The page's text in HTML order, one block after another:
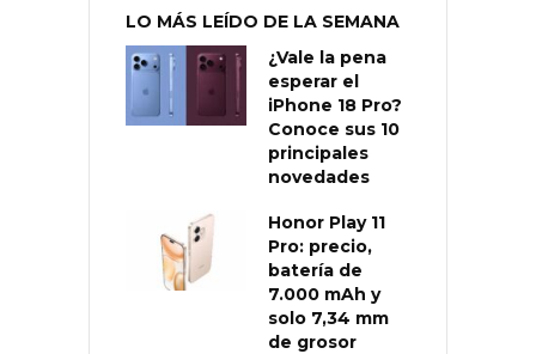
LO MÁS LEÍDO DE LA SEMANA
¿Vale la pena
esperar el
iPhone 18 Pro?
Conoce sus 10
principales
novedades
Honor Play 11
Pro: precio,
batería de
7.000 mAh y
solo 7,34 mm
de grosor